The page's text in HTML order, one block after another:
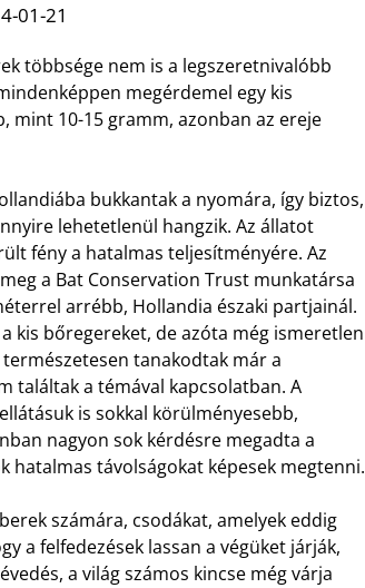
01-21
többsége nem is a legszeretnivalóbb
megérdemel egy kis
10-15 gramm, azonban az ereje
bukkantak a nyomára, így biztos,
lehetetlenül hangzik. Az állatot
fény a hatalmas teljesítményére. Az
a Bat Conservation Trust munkatársa
arrébb, Hollandia északi partjainál.
kis bőregereket, de azóta még ismeretlen
tanakodtak már a
találtak a témával kapcsolatban. A
is sokkal körülményesebb,
nagyon sok kérdésre megadta a
hatalmas távolságokat képesek megtenni.
számára, csodákat, amelyek eddig
a felfedezések lassan a végüket járják,
a világ számos kincse még várja